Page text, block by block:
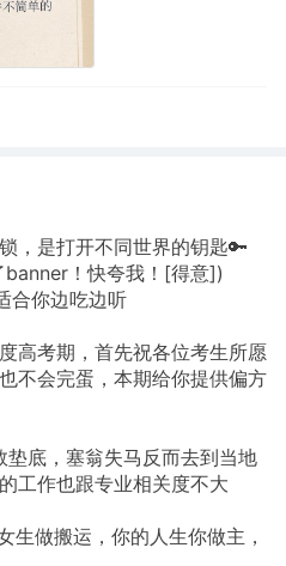
，是打开不同世界的钥匙🔑
！快夸我！[得意])
合你边吃边听
高考期，首先祝各位考生所愿
不会完蛋，本期给你提供偏方
底，塞翁失马反而去到当地
工作也跟专业相关度不大
做搬运，你的人生你做主，